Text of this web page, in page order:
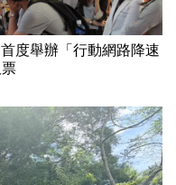
度舉辦「行動網路降速